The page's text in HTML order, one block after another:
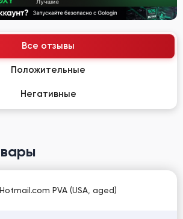
Все отзывы
Положительные
Негативные
PVA (USA, aged)